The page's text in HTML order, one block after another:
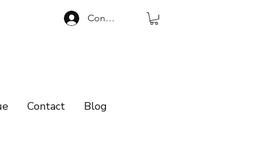
Connexion
Contact Blog